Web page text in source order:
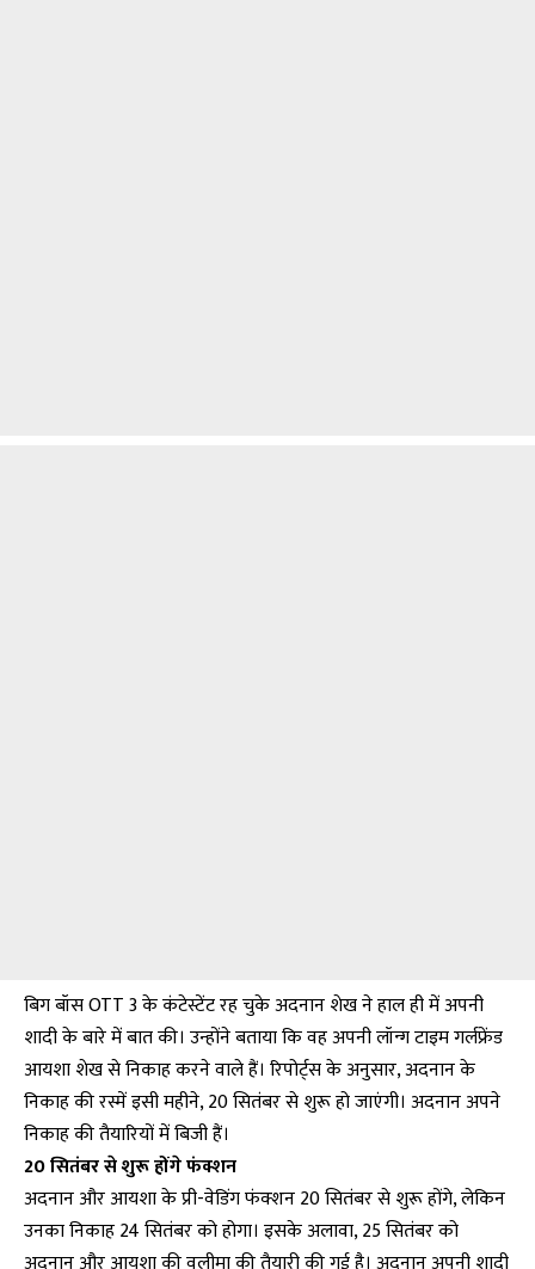
बिग बॉस OTT 3 के कंटेस्टेंट रह चुके अदनान शेख ने हाल ही में अपनी
शादी के बारे में बात की। उन्होंने बताया कि वह अपनी लॉन्ग टाइम गर्लफ्रेंड
आयशा शेख से निकाह करने वाले हैं। रिपोर्ट्स के अनुसार, अदनान के
निकाह की रस्में इसी महीने, 20 सितंबर से शुरू हो जाएंगी। अदनान अपने
निकाह की तैयारियों में बिजी हैं।
20 सितंबर से शुरू होंगे फंक्शन
अदनान और आयशा के प्री-वेडिंग फंक्शन 20 सितंबर से शुरू होंगे, लेकिन
उनका निकाह 24 सितंबर को होगा। इसके अलावा, 25 सितंबर को